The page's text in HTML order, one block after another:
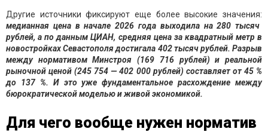
Другие источники фиксируют еще более высокие значения:
медианная цена в начале 2026 года выходила на 280 тысяч
рублей, а по данным ЦИАН, средняя цена за квадратный метр в
новостройках Севастополя достигала 402 тысяч рублей. Разрыв
между нормативом Минстроя (169 716 рублей) и реальной
рыночной ценой (245 754 — 402 000 рублей) составляет от 45 %
до 137 %. И это уже фундаментальное расхождение между
бюрократической моделью и живой экономикой.
Для чего вообще нужен норматив